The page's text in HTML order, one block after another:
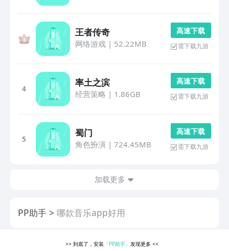
王者传奇
网络游戏| 52.22MB
高 速 下 载
需下载九游
4
率土之滨
经营策略 | 1.86GB
高 速 下 载
需下载九游
5
蜀门
角色扮演 | 724.45MB
高 速 下 载
需下载九游
加载更多
PP助手 哪款音乐app好用
>> 到底了，安装 「PP助手」发现更多<<